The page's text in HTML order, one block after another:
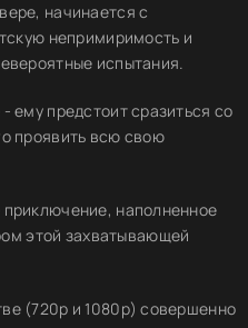
начинается с
непримиримость и
испытания.
ему предстоит сразиться со
проявить всю свою
наполненное
этой захватывающей
(720p и 1080p) совершенно